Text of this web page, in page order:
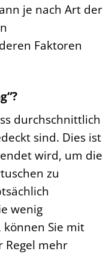
je nach Art der
Faktoren
durchschnittlich
sind. Dies ist
wird, um die
zu
wenig
können Sie mit
Regel mehr